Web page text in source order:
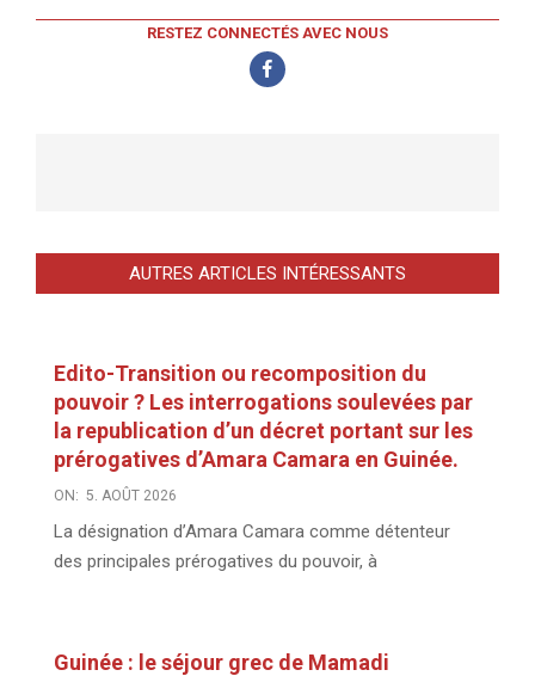
RESTEZ CONNECTÉS AVEC NOUS
AUTRES ARTICLES INTÉRESSANTS
Edito-Transition ou recomposition du
pouvoir ? Les interrogations soulevées par
la republication d’un décret portant sur les
prérogatives d’Amara Camara en Guinée.
ON: 5. AOÛT 2026
La désignation d’Amara Camara comme détenteur
des principales prérogatives du pouvoir, à
Guinée : le séjour grec de Mamadi